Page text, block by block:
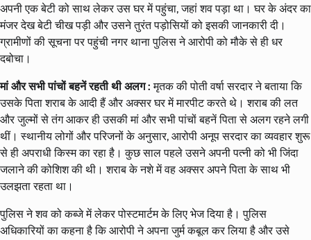
अपनी एक बेटी को साथ लेकर उस घर में पहुंचा, जहां शव पड़ा था। घर के अंदर का
मंजर देख बेटी चीख पड़ी और उसने तुरंत पड़ोसियों को इसकी जानकारी दी।
ग्रामीणों की सूचना पर पहुंची नगर थाना पुलिस ने आरोपी को मौके से ही धर
दबोचा।
मां और सभी पांचों बहनें रहती थी अलग : मृतक की पोती वर्षा सरदार ने बताया कि
उसके पिता शराब के आदी हैं और अक्सर घर में मारपीट करते थे। शराब की लत
और जुल्मों से तंग आकर ही उसकी मां और सभी पांचों बहनें पिता से अलग रहने लगी
थीं। स्थानीय लोगों और परिजनों के अनुसार, आरोपी अनूप सरदार का व्यवहार शुरू
से ही अपराधी किस्म का रहा है। कुछ साल पहले उसने अपनी पत्नी को भी जिंदा
जलाने की कोशिश की थी। शराब के नशे में वह अक्सर अपने पिता के साथ भी
उलझता रहता था।
पुलिस ने शव को कब्जे में लेकर पोस्टमार्टम के लिए भेज दिया है। पुलिस
अधिकारियों का कहना है कि आरोपी ने अपना जुर्म कबूल कर लिया है और उसे